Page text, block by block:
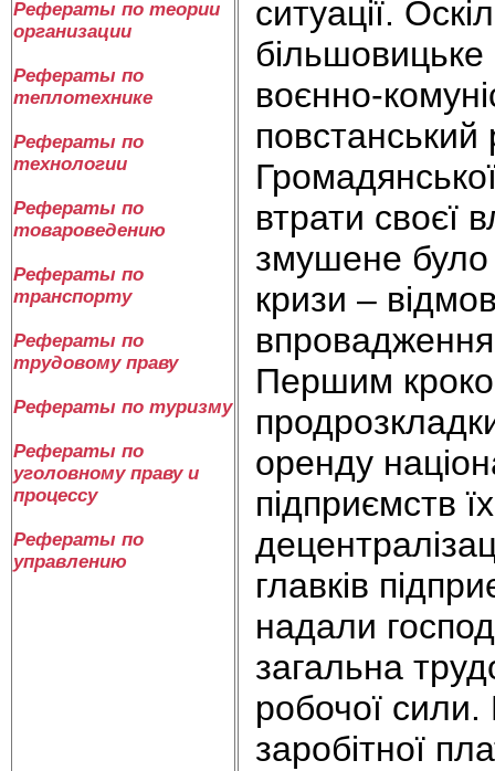
Рефераты по теории
организации
Рефераты по
теплотехнике
Рефераты по
технологии
Рефераты по
товароведению
Рефераты по
транспорту
Рефераты по
трудовому праву
Рефераты по туризму
Рефераты по
уголовному праву и
процессу
Рефераты по
управлению
ситуації.
більшовицьке
воєнно-
втрати своєї
змушене було
кризи –
Першим
оренду
підприємств
главків
надали
загальна
робочої сили.
заробітної